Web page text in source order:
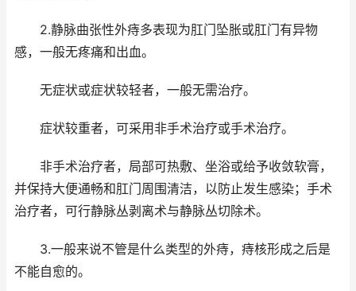
2.静脉曲张性外痔多表现为肛门坠胀或肛门有异物
感，一般无疼痛和出血。
无症状或症状较轻者，一般无需治疗。
症状较重者，可采用非手术治疗或手术治疗。
非手术治疗者，局部可热敷、坐浴或给予收敛软膏，
并保持大便通畅和肛门周围清洁，以防止发生感染；手术
治疗者，可行静脉丛剥离术与静脉丛切除术。
3.一般来说不管是什么类型的外痔，痔核形成之后是
不能自愈的。